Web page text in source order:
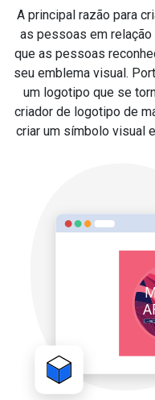
A principal razão para
as pessoas em relação
que as pessoas
seu emblema visual.
um logotipo que se
criador de logotipo de
criar um símbolo visual